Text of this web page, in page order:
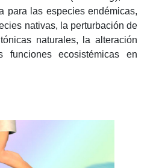
para las especies endémicas,
nativas, la perturbación de
naturales, la alteración
ecosistémicas en